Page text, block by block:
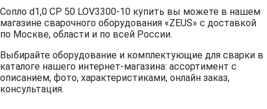
Сопло d1,0 CP 50 LOV3300-10 купить вы можете в нашем
магазине сварочного оборудования «ZEUS» с доставкой
по Москве, области и по всей России.
Выбирайте оборудование и комплектующие для сварки в
каталоге нашего интернет-магазина: ассортимент с
описанием, фото, характеристиками, онлайн заказ,
консультация.